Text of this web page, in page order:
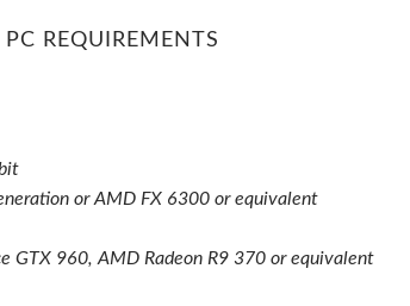
REQUIREMENTS
or AMD FX 6300 or equivalent
GTX 960, AMD Radeon R9 370 or equivalent